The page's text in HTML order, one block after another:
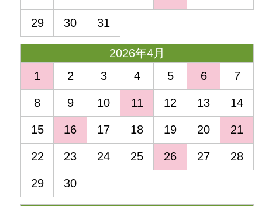
29 30 31
2026年4月
1
2 3 4 5 6 7
8 9 10 11 12 13 14
15 16 17 18 19 20 21
22 23 24 25 26 27 28
29 30